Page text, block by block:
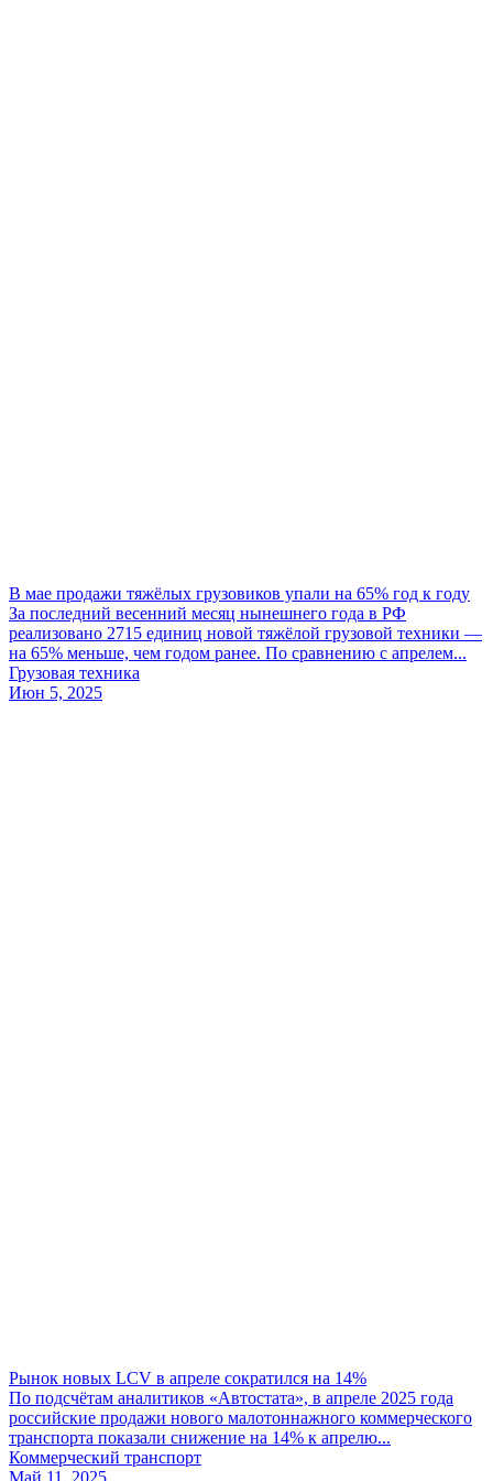
В мае продажи тяжёлых грузовиков упали на 65% год к году
За последний весенний месяц нынешнего года в РФ
реализовано 2715 единиц новой тяжёлой грузовой техники —
на 65% меньше, чем годом ранее. По сравнению с апрелем...
Грузовая техника
Июн 5, 2025
Рынок новых LCV в апреле сократился на 14%
По подсчётам аналитиков «Автостата», в апреле 2025 года
российские продажи нового малотоннажного коммерческого
транспорта показали снижение на 14% к апрелю...
Коммерческий транспорт
Май 11, 2025